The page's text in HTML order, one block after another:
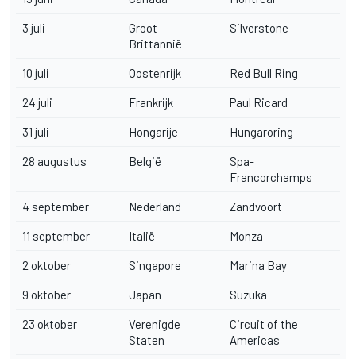
3 juli
Groot-
Brittannië
Silverstone
10 juli Oostenrijk Red Bull Ring
24 juli Frankrijk Paul Ricard
31 juli Hongarije Hungaroring
28 augustus België
Spa-
Francorchamps
4 september Nederland Zandvoort
11 september Italië Monza
2 oktober Singapore Marina Bay
9 oktober Japan Suzuka
23 oktober
Verenigde
Staten
Circuit of the
Americas